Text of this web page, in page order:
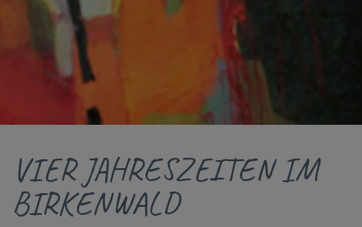
VIER JAHRESZEITEN IM
BIRKENWALD